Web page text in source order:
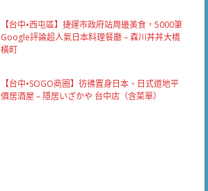
【台中•西屯區】捷運市政府站周邊美食，5000筆
Google評論超人氣日本料理餐廳 – 森川丼丼大橋
橫町
【台中•SOGO商圈】彷彿置身日本、日式道地平
價居酒屋 – 隱居いざかや 台中店（含菜單）